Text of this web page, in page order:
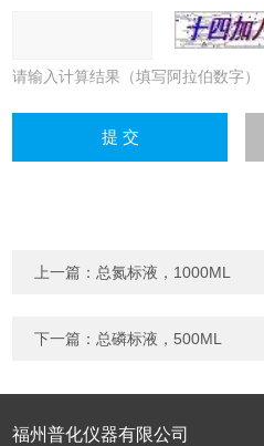
请输入计算结果（填写阿拉伯数字
上一篇： 总氮标液，1000ML
下一篇： 总磷标液，500ML
福州普化仪器有限公司